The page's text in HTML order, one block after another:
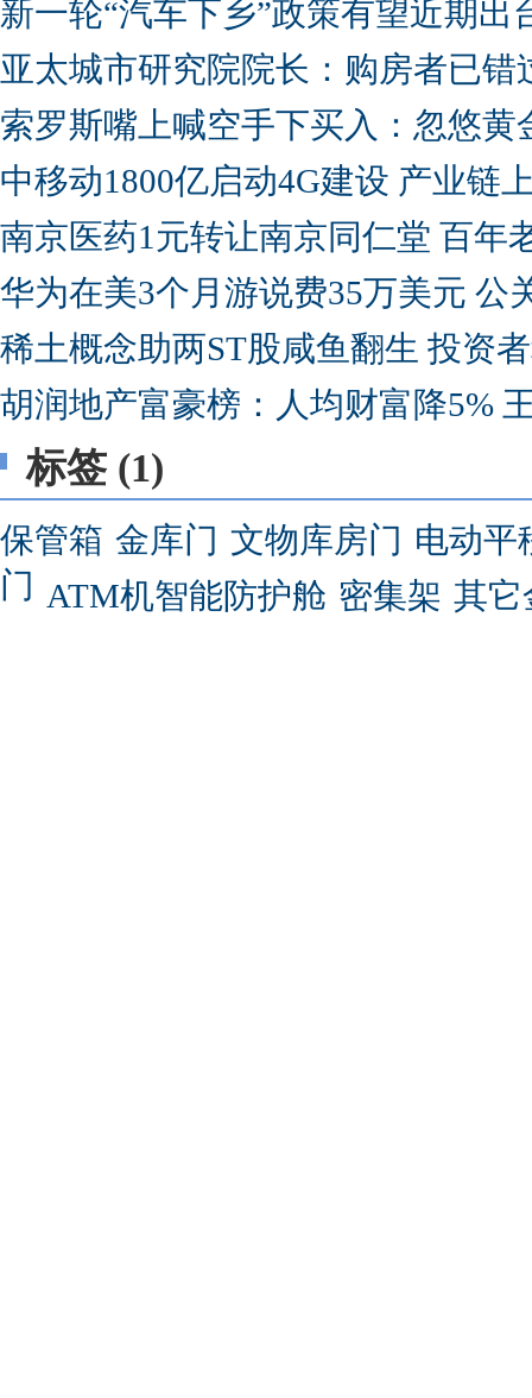
新一轮“汽车下乡”政策有望近期出
亚太城市研究院院长：购房者已错
索罗斯嘴上喊空手下买入：忽悠黄
中移动1800亿启动4G建设 产业链
南京医药1元转让南京同仁堂 百年
华为在美3个月游说费35万美元 公
稀土概念助两ST股咸鱼翻生 投资
胡润地产富豪榜：人均财富降5%
标签 (1)
保管箱 金库门 文物库房门 电动平
门 ATM机智能防护舱 密集架 其它